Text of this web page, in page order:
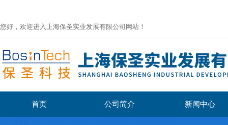
您好，欢迎进入上海保圣实业发展有限公司网站！
首页 公司简介 新闻中心